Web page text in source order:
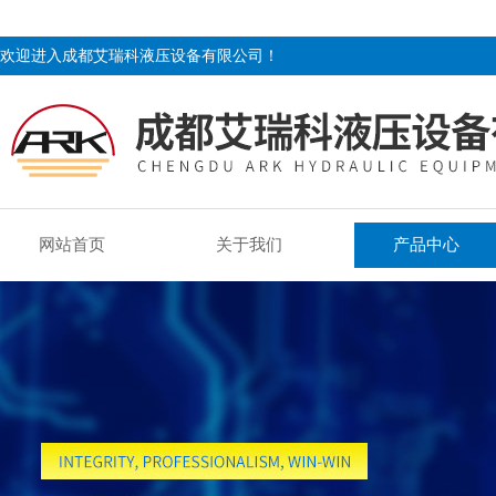
欢迎进入成都艾瑞科液压设备有限公司！
网站首页 关于我们 产品中心